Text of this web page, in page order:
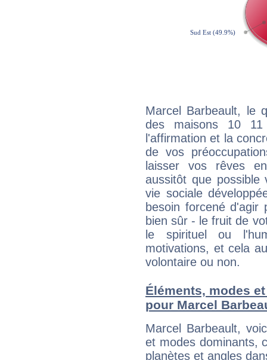
Marcel Barbeault, le
des maisons 10
l'affirmation et la
de vos
laisser vos rêves
aussitôt que
vie sociale
besoin forcené
bien sûr - le fruit de
le spirituel ou
motivations, et cela
volontaire ou non.
Éléments, modes
pour Marcel
Marcel Barbeault,
et modes dominants,
planètes et angles